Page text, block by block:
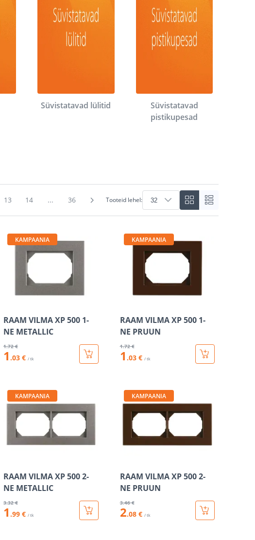
Süvistatavad lülitid
Süvistatavad
pistikupesad
13 14 ... 36 Tooteid lehel:
KAMPAANIA
RAAM VILMA XP 500 1-
NE METALLIC
1.72 €
1 .03 € / tk
KAMPAANIA
RAAM VILMA XP 500 1-
NE PRUUN
1.72 €
1 .03 € / tk
KAMPAANIA
RAAM VILMA XP 500 2-
NE METALLIC
3.32 €
1 .99 € / tk
KAMPAANIA
RAAM VILMA XP 500 2-
NE PRUUN
3.46 €
2.08 € / tk